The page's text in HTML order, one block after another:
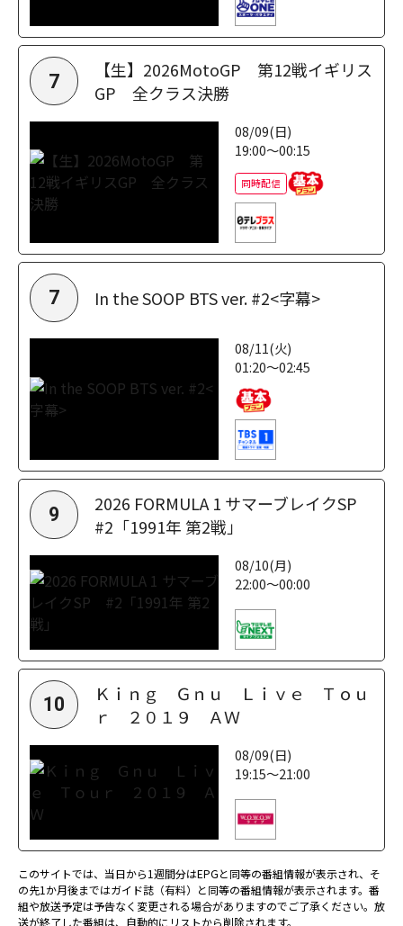
7
【生】2026MotoGP 第12戦イギリス
GP 全クラス決勝
08/09(日)
19:00～00:15
同時配信
7 In the SOOP BTS ver. #2<字幕>
08/11(火)
01:20～02:45
9
2026 FORMULA 1 サマーブレイクSP
#2「1991年 第2戦」
08/10(月)
22:00～00:00
10
Ｋｉｎｇ Ｇｎｕ Ｌｉｖｅ Ｔｏｕ
ｒ ２０１９ ＡＷ
08/09(日)
19:15～21:00
このサイトでは、当日から1週間分はEPGと同等の番組情報が表示され、そ
の先1か月後まではガイド誌（有料）と同等の番組情報が表示されます。番
組や放送予定は予告なく変更される場合がありますのでご了承ください。放
送が終了した番組は、自動的にリストから削除されます。